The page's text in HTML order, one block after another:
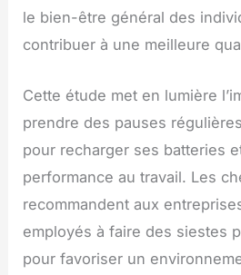
le bien-être général des
contribuer à une meilleure
Cette étude met en lumière
prendre des pauses
pour recharger ses batteries
performance au travail. Les
recommandent aux
employés à faire des siestes
pour favoriser un